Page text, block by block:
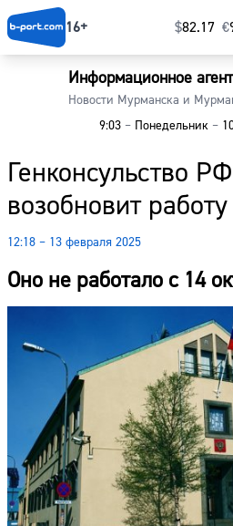
16+ $⁠82.17 €
Информационное
Новости Мурманска и
9:03 – Понедельник –
Генконсульство
возобновит
12:18 – 13 февраля 2025
Оно не работало с 14
Главная
Наши гости
Фоторепортажи
Погода
Курсы валют